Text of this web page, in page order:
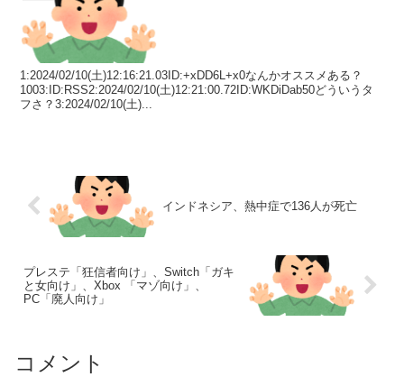
1:2024/02/10(土)12:16:21.03ID:+xDD6L+x0なんかオススメある？
1003:ID:RSS2:2024/02/10(土)12:21:00.72ID:WKDiDab50どういうタ
フさ？3:2024/02/10(土)...
インドネシア、熱中症で136人が死亡
プレステ「狂信者向け」、Switch「ガキ
と女向け」、Xbox 「マゾ向け」、
PC「廃人向け」
コメント